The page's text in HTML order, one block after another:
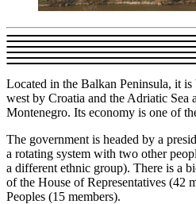
Located in the Balkan Peninsula, it
west by Croatia and the Adriatic Sea
Montenegro. Its economy is one of
The government is headed by a
a rotating system with two other
a different ethnic group). There is a
of the House of Representatives (42
Peoples (15 members).